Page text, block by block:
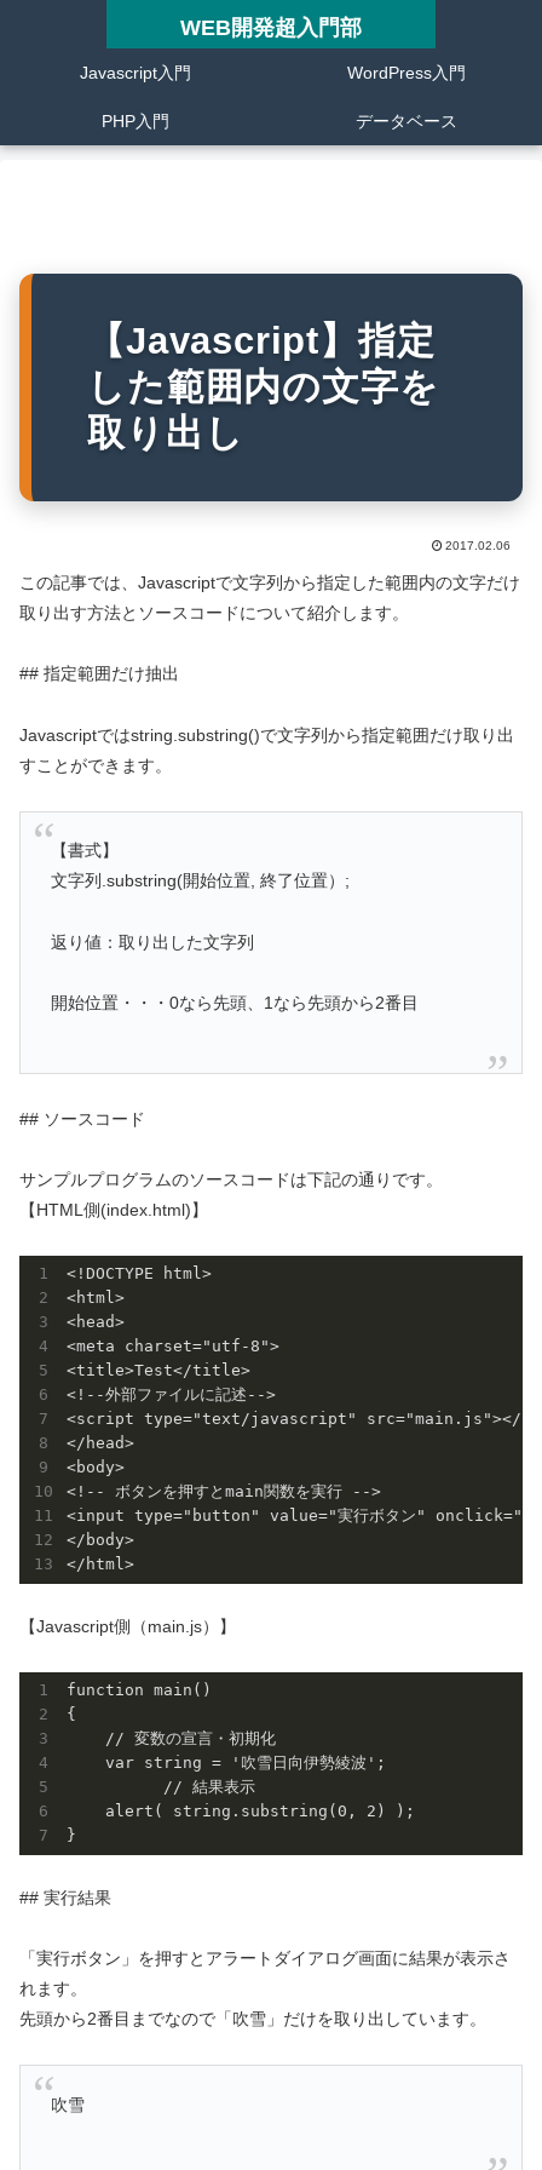
WEB開発超入門部
Javascript入門 WordPress入門
PHP入門 データベース
【Javascript】指定
した範囲内の文字を
取り出し
2017.02.06
この記事では、Javascriptで文字列から指定した範囲内の文字だけ
取り出す方法とソースコードについて紹介します。
## 指定範囲だけ抽出
Javascriptではstring.substring()で文字列から指定範囲だけ取り出
すことができます。
【書式】
文字列.substring(開始位置, 終了位置）;
返り値：取り出した文字列
開始位置・・・0なら先頭、1なら先頭から2番目
## ソースコード
サンプルプログラムのソースコードは下記の通りです。
【HTML側(index.html)】
<!DOCTYPE html>
<html>
<head>
<meta charset="utf-8">
<title>Test</title>
<!--外部ファイルに記述-->
<script type="text/javascript" src="main.js"></
</head>
<body>
<!-- ボタンを押すとmain関数を実行 -->
<input type="button" value="実行ボタン"
</body>
【Javascript側（main.js）】
function main()
{
    // 変数の宣言・初期化
    var string = '吹雪日向伊勢綾波';
    alert( string.substring(0, 2) );
## 実行結果
「実行ボタン」を押すとアラートダイアログ画面に結果が表示さ
れます。
先頭から2番目までなので「吹雪」だけを取り出しています。
吹雪